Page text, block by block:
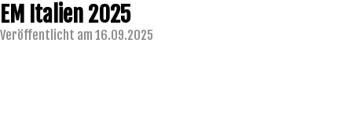
EM Italien 2025
Veröffentlicht am 16.09.2025